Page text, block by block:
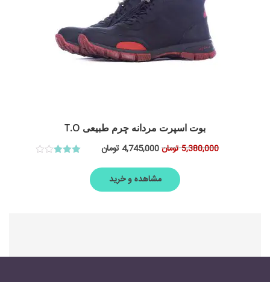
بوت اسپرت مردانه چرم طبیعی T.O
5,380,000تومان4,745,000تومان
مشاهده و خرید